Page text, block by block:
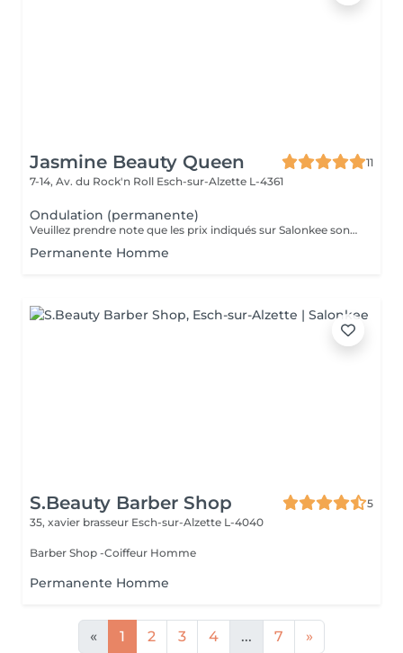
Jasmine Beauty Queen
11
7-14, Av. du Rock'n Roll Esch-sur-Alzette L-4361
Ondulation (permanente)
Veuillez prendre note que les prix indiqués sur Salonkee sont communiqués à titre informatif et s'entendent de base. Ces derniers sont susceptibles de varier selon le diagnostic réalisé à votre arrivée au salon et l'expertise du professionnel à qui vous confiez votre beauté. Dans tous les cas, un devis précis vous sera proposé et toutes réalisations de prestations seront effectuées avec votre accord. Un grand merci d'avance pour votre compréhension. Au plaisir de vous recevoir très vite.
Permanente Homme
S.Beauty Barber Shop
5
35, xavier brasseur Esch-sur-Alzette L-4040
Barber Shop -Coiffeur Homme
Permanente Homme
« 1 2 3 4 ... 7 »